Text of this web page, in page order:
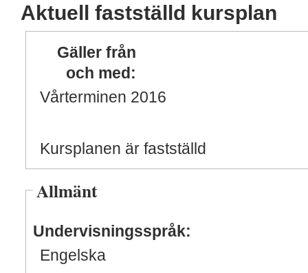
Aktuell fastställd kursplan
Gäller från
och med:
Vårterminen 2016
Kursplanen är fastställd
Allmänt
Undervisningsspråk:
Engelska